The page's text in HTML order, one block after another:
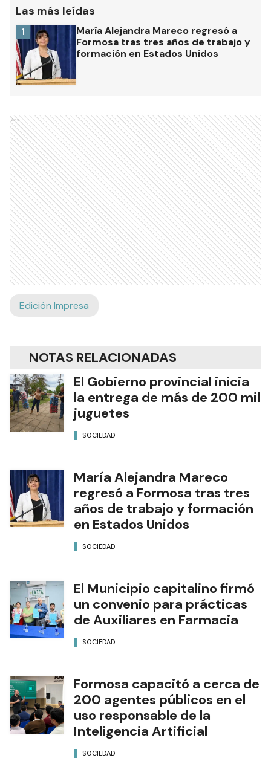
Las más leídas
María Alejandra Mareco regresó a
Formosa tras tres años de trabajo y
formación en Estados Unidos
1
Ads
Edición Impresa
NOTAS RELACIONADAS
El Gobierno provincial inicia
la entrega de más de 200 mil
juguetes
SOCIEDAD
María Alejandra Mareco
regresó a Formosa tras tres
años de trabajo y formación
en Estados Unidos
SOCIEDAD
El Municipio capitalino firmó
un convenio para prácticas
de Auxiliares en Farmacia
SOCIEDAD
Formosa capacitó a cerca de
200 agentes públicos en el
uso responsable de la
Inteligencia Artificial
SOCIEDAD